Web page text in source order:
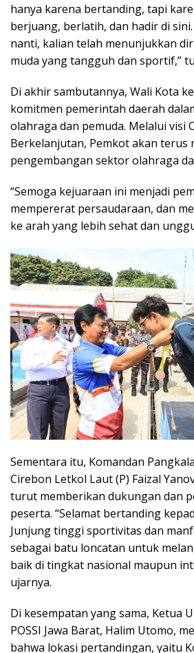
hanya karena bertanding, tapi
berjuang, berlatih, dan hadir di
nanti, kalian telah menunjukkan
muda yang tangguh dan sportif,”
Di akhir sambutannya, Wali Kota
komitmen pemerintah daerah
olahraga dan pemuda. Melalui visi
Berkelanjutan, Pemkot akan terus
pengembangan sektor olahraga
“Semoga kejuaraan ini menjadi
mempererat persaudaraan, dan
ke arah yang lebih sehat dan
Sementara itu, Komandan
Cirebon Letkol Laut (P) Faizal
turut memberikan dukungan dan
peserta. “Selamat bertanding
Junjung tinggi sportivitas dan
sebagai batu loncatan untuk
baik di tingkat nasional maupun
ujarnya.
Di kesempatan yang sama, Ketua
POSSI Jawa Barat, Halim Utomo,
bahwa lokasi pertandingan, yaitu